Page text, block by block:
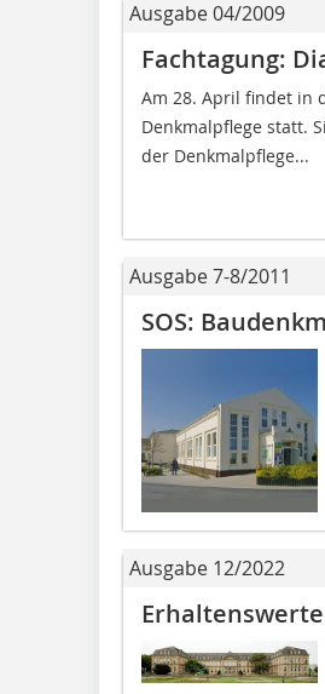
Ausgabe 04/2009
Fachtagung:
Am 28. April findet in
Denkmalpflege statt.
der Denkmalpflege...
Ausgabe 7-8/2011
SOS:
Ausgabe 12/2022